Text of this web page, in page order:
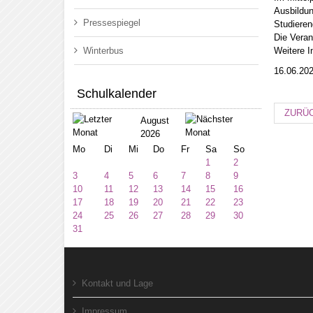
Pressespiegel
Winterbus
Schulkalender
August
2026
Mo
Di Mi Do Fr Sa
So
1
2
3
4 5 6 7 8
9
10
11 12 13 14 15
16
17
18 19 20 21 22
23
24
25 26 27 28 29
30
31
Die
Weitere
Kontakt und Lage